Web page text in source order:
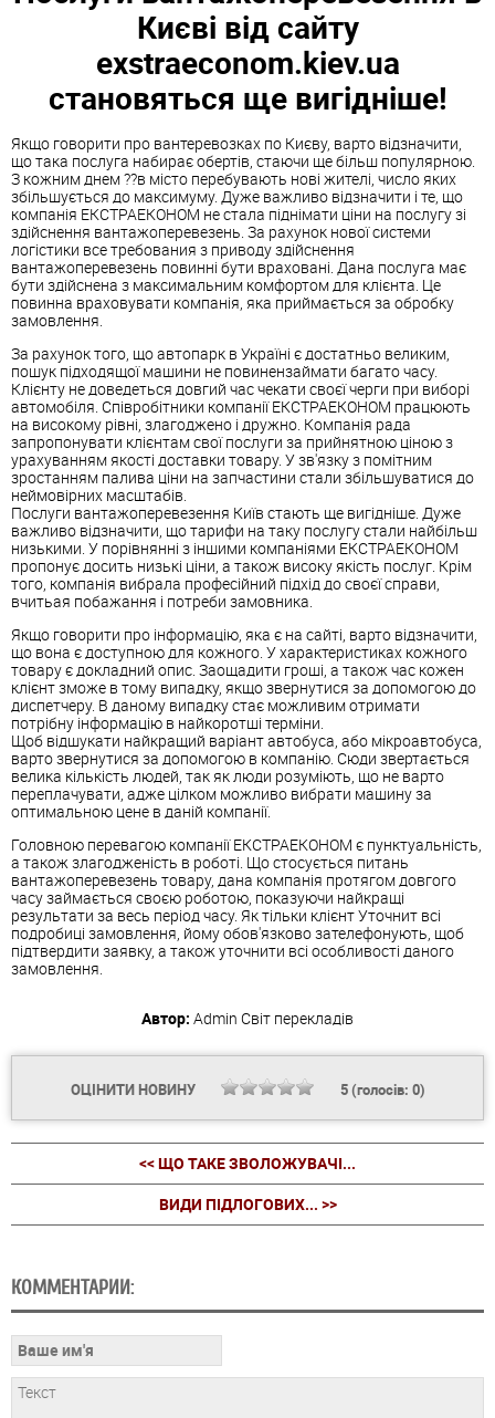
Києві від сайту
exstraeconom.kiev.ua
становяться ще вигідніше!
Якщо говорити про вантеревозках по Києву, варто відзначити,
що така послуга набирає обертів, стаючи ще більш популярною.
З кожним днем ??в місто перебувають нові жителі, число яких
збільшується до максимуму. Дуже важливо відзначити і те, що
компанія ЕКСТРАЕКОНОМ не стала піднімати ціни на послугу зі
здійснення вантажоперевезень. За рахунок нової системи
логістики все требования з приводу здійснення
вантажоперевезень повинні бути враховані. Дана послуга має
бути здійснена з максимальним комфортом для клієнта. Це
повинна враховувати компанія, яка приймається за обробку
замовлення.
За рахунок того, що автопарк в Україні є достатньо великим,
пошук підходящої машини не повинензаймати багато часу.
Клієнту не доведеться довгий час чекати своєї черги при виборі
автомобіля. Співробітники компанії ЕКСТРАЕКОНОМ працюють
на високому рівні, злагоджено і дружно. Компанія рада
запропонувати клієнтам свої послуги за прийнятною ціною з
урахуванням якості доставки товару. У зв'язку з помітним
зростанням палива ціни на запчастини стали збільшуватися до
неймовірних масштабів.
Послуги вантажоперевезення Київ стають ще вигідніше. Дуже
важливо відзначити, що тарифи на таку послугу стали найбільш
низькими. У порівнянні з іншими компаніями ЕКСТРАЕКОНОМ
пропонує досить низькі ціни, а також високу якість послуг. Крім
того, компанія вибрала професійний підхід до своєї справи,
вчитьая побажання і потреби замовника.
Якщо говорити про інформацію, яка є на сайті, варто відзначити,
що вона є доступною для кожного. У характеристиках кожного
товару є докладний опис. Заощадити гроші, а також час кожен
клієнт зможе в тому випадку, якщо звернутися за допомогою до
диспетчеру. В даному випадку стає можливим отримати
потрібну інформацію в найкоротші терміни.
Щоб відшукати найкращий варіант автобуса, або мікроавтобуса,
варто звернутися за допомогою в компанію. Сюди звертається
велика кількість людей, так як люди розуміють, що не варто
переплачувати, адже цілком можливо вибрати машину за
оптимальною цене в даній компанії.
Головною перевагою компанії ЕКСТРАЕКОНОМ є пунктуальність,
а також злагодженість в роботі. Що стосується питань
вантажоперевезень товару, дана компанія протягом довгого
часу займається своєю роботою, показуючи найкращі
результати за весь період часу. Як тільки клієнт Уточнит всі
подробиці замовлення, йому обов'язково зателефонують, щоб
підтвердити заявку, а також уточнити всі особливості даного
замовлення.
Автор: Admin Світ перекладів
ОЦІНИТИ НОВИНУ 5(голосів: 0)
<< ЩО ТАКЕ ЗВОЛОЖУВАЧІ...
ВИДИ ПІДЛОГОВИХ... >>
КОММЕНТАРИИ: